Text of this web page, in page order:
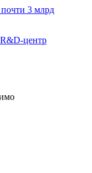
3 млрд
центр